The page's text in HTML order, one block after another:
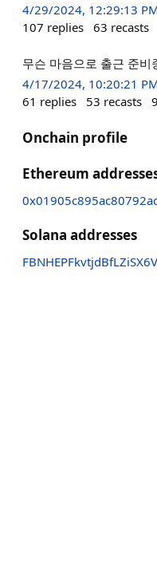
4/29/2024, 12:29:13
107 replies 63 recasts
무슨 마음으로 출근 준비
4/17/2024, 10:20:21
61 replies 53 recasts
Onchain profile
Ethereum
Solana addresses